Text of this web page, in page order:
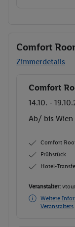
Comfort
Zimmerdetails
Buchen
Comfort
14.10. -
Ab/ bis Wien
Comfort
Frühstück
Hotel-
Veranstalter:
Weitere
Veranstalters